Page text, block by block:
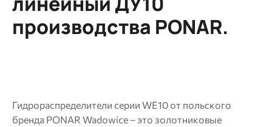
jpg
jpeg
png.
производства PONAR.
Гидрораспределители серии WE10 от польского
бренда PONAR Wadowice – это золотниковые